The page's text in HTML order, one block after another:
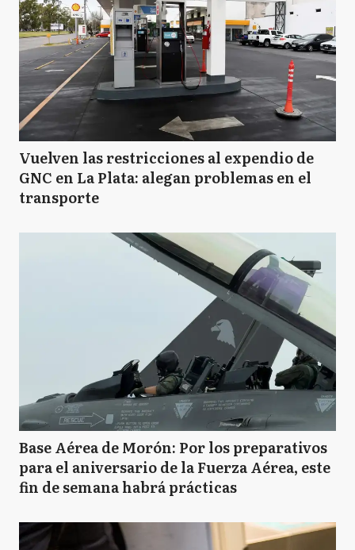
Vuelven las restricciones al expendio de
GNC en La Plata: alegan problemas en el
transporte
Base Aérea de Morón: Por los preparativos
para el aniversario de la Fuerza Aérea, este
fin de semana habrá prácticas